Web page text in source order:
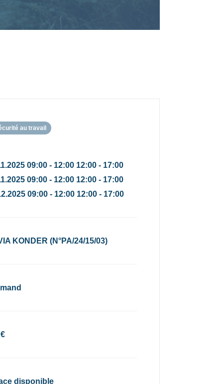
au travail
09:00 - 12:00 12:00 - 17:00
09:00 - 12:00 12:00 - 17:00
09:00 - 12:00 12:00 - 17:00
KONDER (N°PA/24/15/03)
disponible